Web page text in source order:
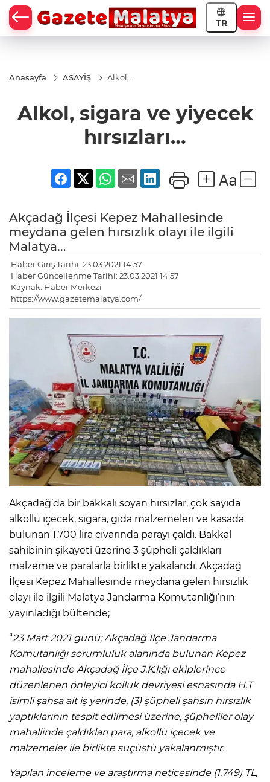
TR
Anasayfa ASAYİŞ
Alkol,
Alkol, sigara ve yiyecek
hırsızları…
Akçadağ İlçesi Kepez Mahallesinde
meydana gelen hırsızlık olayı ile ilgili
Malatya...
Haber Giriş Tarihi: 23.03.2021 14:57
Haber Güncellenme Tarihi: 23.03.2021 14:57
Kaynak: Haber Merkezi
https://www.gazetemalatya.com/
Akçadağ’da bir bakkalı soyan hırsızlar, çok sayıda
alkollü içecek, sigara, gıda malzemeleri ve kasada
bulunan 1.700 lira civarında parayı çaldı. Bakkal
sahibinin şikayeti üzerine 3 şüpheli çaldıkları
malzeme ve paralarla birlikte yakalandı. Akçadağ
İlçesi Kepez Mahallesinde meydana gelen hırsızlık
olayı ile ilgili Malatya Jandarma Komutanlığı’nın
yayınladığı bültende;
“23 Mart 2021 günü; Akçadağ İlçe Jandarma
Komutanlığı sorumluluk alanında bulunan Kepez
mahallesinde Akçadağ İlçe J.K.lığı ekiplerince
düzenlenen önleyici kolluk devriyesi esnasında H.T
isimli şahsa ait iş yerinde, (3) şüpheli şahsın hırsızlık
yaptıklarının tespit edilmesi üzerine, şüpheliler olay
mahallinde çaldıkları para, alkollü içecek ve
malzemeler ile birlikte suçüstü yakalanmıştır.
Yapılan inceleme ve araştırma neticesinde (1.749) TL,